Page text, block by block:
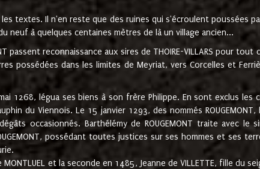
textes. Il n'en reste que des ruines qui s'écroulent poussées
à quelques centaines mètres de là un village ancien...
passent reconnaissance aux sires de THOIRE-VILLARS pour
possédées dans les limites de Meyriat, vers Corcelles et
1268, légua ses biens à son frère Philippe. En sont exclus
du Viennois. Le 15 janvier 1293, des nommés
occasionnés. Barthélémy de ROUGEMONT traite avec
possédant toutes justices sur ses hommes et ses
MONTLUEL et la seconde en 1485, Jeanne de VILLETTE, fille